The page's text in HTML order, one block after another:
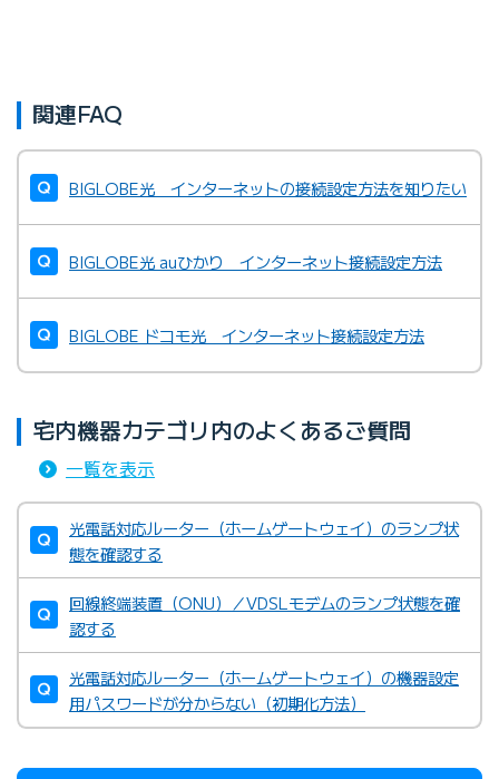
関連FAQ
BIGLOBE光 インターネットの接続設定方法を知りたい
BIGLOBE光 auひかり インターネット接続設定方法
BIGLOBE ドコモ光 インターネット接続設定方法
宅内機器カテゴリ内のよくあるご質問
一覧を表示
光電話対応ルーター（ホームゲートウェイ）のランプ状
態を確認する
回線終端装置（ONU）／VDSLモデムのランプ状態を確
認する
光電話対応ルーター（ホームゲートウェイ）の機器設定
用パスワードが分からない（初期化方法）